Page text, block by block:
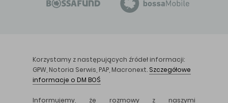
Korzystamy z następujących źródeł informacji:
GPW, Notoria Serwis, PAP, Macronext. Szczegółowe
informacje o DM BOŚ
Informujemy, że rozmowy z naszymi